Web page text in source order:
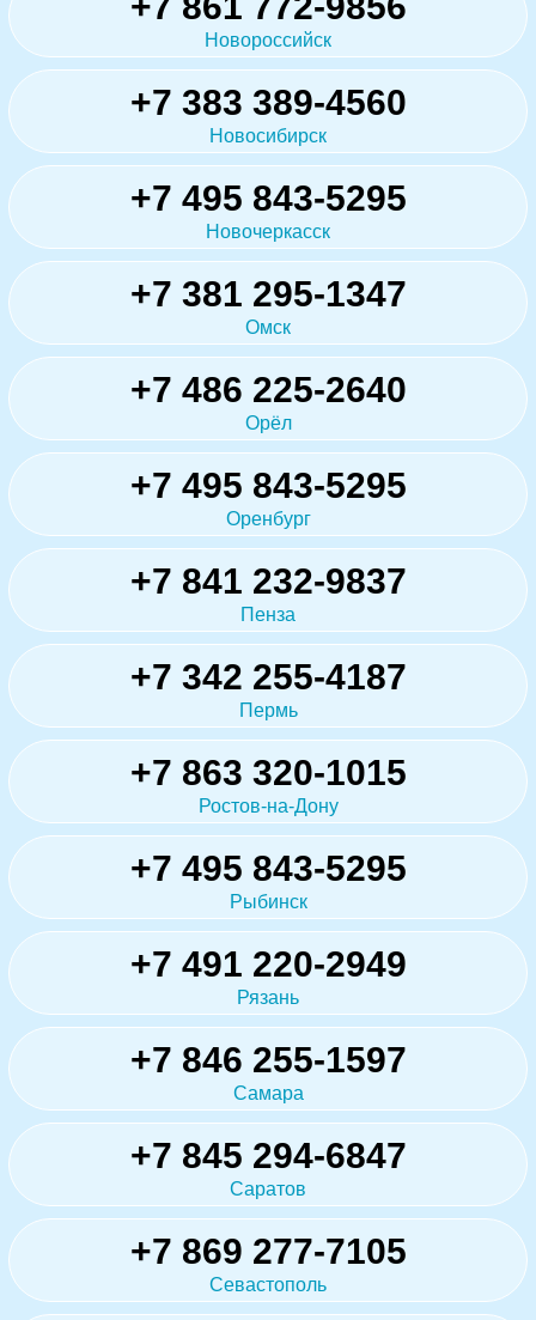
Новороссийск
+7 383 389-4560
Новосибирск
+7 495 843-5295
Новочеркасск
+7 381 295-1347
Омск
+7 486 225-2640
Орёл
+7 495 843-5295
Оренбург
+7 841 232-9837
Пенза
+7 342 255-4187
Пермь
+7 863 320-1015
Ростов-на-Дону
+7 495 843-5295
Рыбинск
+7 491 220-2949
Рязань
+7 846 255-1597
Самара
+7 845 294-6847
Саратов
+7 869 277-7105
Севастополь